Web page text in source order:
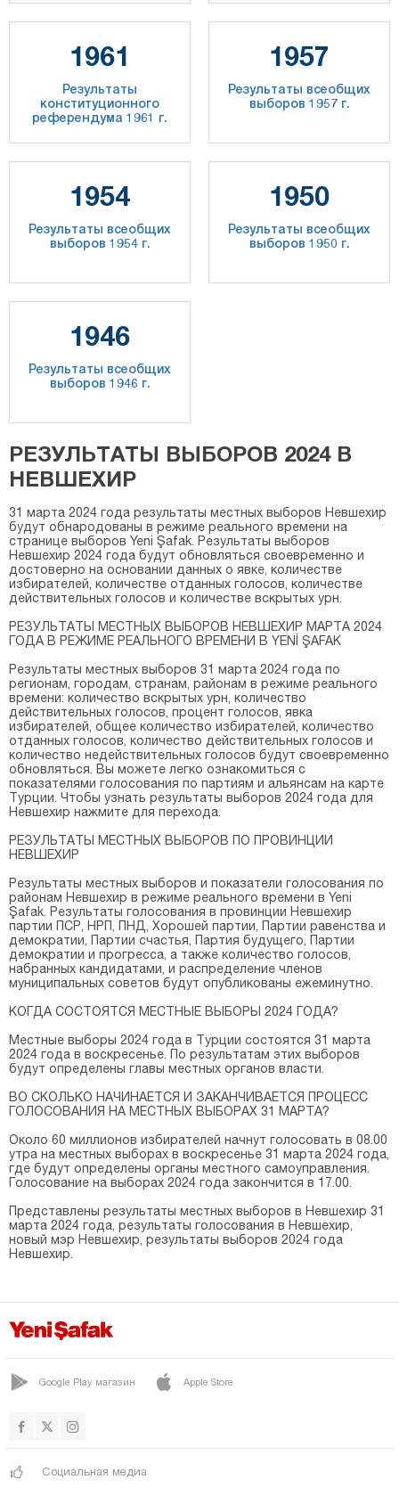
1961
Результаты
конституционного
референдума 1961 г.
1957
Результаты всеобщих
выборов 1957 г.
1954
Результаты всеобщих
выборов 1954 г.
1950
Результаты всеобщих
выборов 1950 г.
1946
Результаты всеобщих
выборов 1946 г.
РЕЗУЛЬТАТЫ ВЫБОРОВ 2024 В
НЕВШЕХИР
31 марта 2024 года результаты местных выборов Невшехир
будут обнародованы в режиме реального времени на
странице выборов Yeni Şafak. Результаты выборов
Невшехир 2024 года будут обновляться своевременно и
достоверно на основании данных о явке, количестве
избирателей, количестве отданных голосов, количестве
действительных голосов и количестве вскрытых урн.
РЕЗУЛЬТАТЫ МЕСТНЫХ ВЫБОРОВ НЕВШЕХИР МАРТА 2024
ГОДА В РЕЖИМЕ РЕАЛЬНОГО ВРЕМЕНИ В YENİ ŞAFAK
Результаты местных выборов 31 марта 2024 года по
регионам, городам, странам, районам в режиме реального
времени: количество вскрытых урн, количество
действительных голосов, процент голосов, явка
избирателей, общее количество избирателей, количество
отданных голосов, количество действительных голосов и
количество недействительных голосов будут своевременно
обновляться. Вы можете легко ознакомиться с
показателями голосования по партиям и альянсам на карте
Турции. Чтобы узнать результаты выборов 2024 года для
Невшехир нажмите для перехода.
РЕЗУЛЬТАТЫ МЕСТНЫХ ВЫБОРОВ ПО ПРОВИНЦИИ
НЕВШЕХИР
Результаты местных выборов и показатели голосования по
районам Невшехир в режиме реального времени в Yeni
Şafak. Результаты голосования в провинции Невшехир
партии ПСР, НРП, ПНД, Хорошей партии, Партии равенства и
демократии, Партии счастья, Партия будущего, Партии
демократии и прогресса, а также количество голосов,
набранных кандидатами, и распределение членов
муниципальных советов будут опубликованы ежеминутно.
КОГДА СОСТОЯТСЯ МЕСТНЫЕ ВЫБОРЫ 2024 ГОДА?
Местные выборы 2024 года в Турции состоятся 31 марта
2024 года в воскресенье. По результатам этих выборов
будут определены главы местных органов власти.
ВО СКОЛЬКО НАЧИНАЕТСЯ И ЗАКАНЧИВАЕТСЯ ПРОЦЕСС
ГОЛОСОВАНИЯ НА МЕСТНЫХ ВЫБОРАХ 31 МАРТА?
Около 60 миллионов избирателей начнут голосовать в 08.00
утра на местных выборах в воскресенье 31 марта 2024 года,
где будут определены органы местного самоуправления.
Голосование на выборах 2024 года закончится в 17.00.
Представлены результаты местных выборов в Невшехир 31
марта 2024 года, результаты голосования в Невшехир,
новый мэр Невшехир, результаты выборов 2024 года
Невшехир.
Google Play магазин Apple Store
Социальная медиа